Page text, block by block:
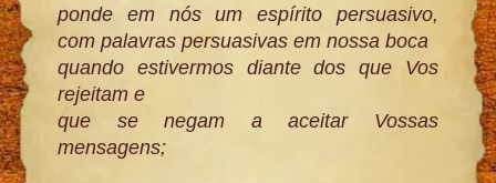
ponde em nós um espírito persuasivo,
com palavras persuasivas em nossa boca
quando estivermos diante dos que Vos
rejeitam e
que se negam a aceitar Vossas
mensagens;